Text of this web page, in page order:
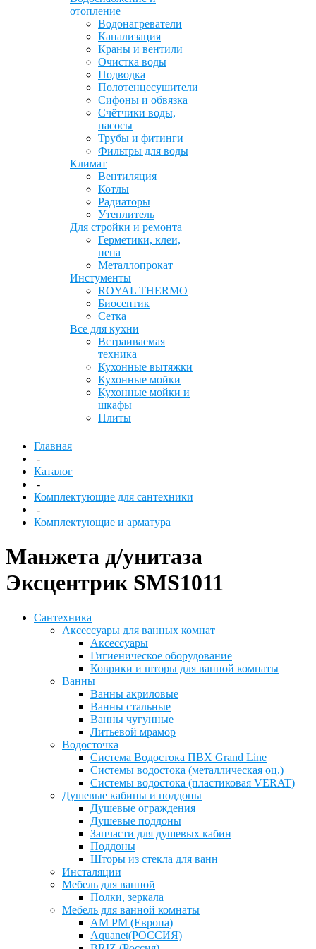
отопление
Водонагреватели
Канализация
Краны и вентили
Очистка воды
Подводка
Полотенцесушители
Сифоны и обвязка
Счётчики воды,
насосы
Трубы и фитинги
Фильтры для воды
Климат
Вентиляция
Котлы
Радиаторы
Утеплитель
Для стройки и ремонта
Герметики, клеи,
пена
Металлопрокат
Инстументы
ROYAL THERMO
Биосептик
Сетка
Все для кухни
Встраиваемая
техника
Кухонные вытяжки
Кухонные мойки
Кухонные мойки и
шкафы
Плиты
Главная
-
Каталог
-
Комплектующие для сантехники
-
Комплектующие и арматура
Манжета д/унитаза
Эксцентрик SMS1011
Сантехника
Аксессуары для ванных комнат
Аксессуары
Гигиеническое оборудование
Коврики и шторы для ванной комнаты
Ванны
Ванны акриловые
Ванны стальные
Ванны чугунные
Литьевой мрамор
Водосточка
Система Водостока ПВХ Grand Line
Системы водостока (металлическая оц.)
Системы водостока (пластиковая VERAT)
Душевые кабины и поддоны
Душевые ограждения
Душевые поддоны
Запчасти для душевых кабин
Поддоны
Шторы из стекла для ванн
Инсталяции
Мебель для ванной
Полки, зеркала
Мебель для ванной комнаты
AM PM (Европа)
Aquanet(РОССИЯ)